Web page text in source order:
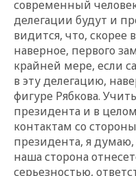
современный
делегации будут и
видится, что, скорее
наверное, первого
крайней мере, если
в эту делегацию,
фигуре Рябкова.
президента и в
контактам со
президента, я
наша сторона
серьезностью,